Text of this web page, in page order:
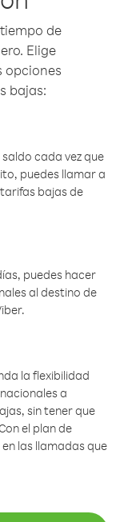
de
Elige
opciones
bajas:
cada vez que
puedes llamar a
bajas de
puedes hacer
al destino de
la flexibilidad
a
sin tener que
el plan de
las llamadas que